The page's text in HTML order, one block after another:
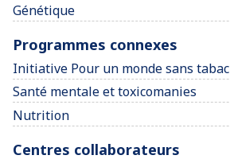
Génétique
Programmes connexes
Initiative Pour un monde sans tabac
Santé mentale et toxicomanies
Nutrition
Centres collaborateurs